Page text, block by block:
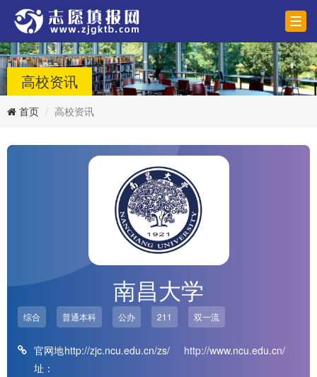
高校资讯
首页 高校资讯
南昌大学
综合 普通本科 公办 211 双一流
官网地
址：
http://zjc.ncu.edu.cn/zs/ http://www.ncu.edu.cn/